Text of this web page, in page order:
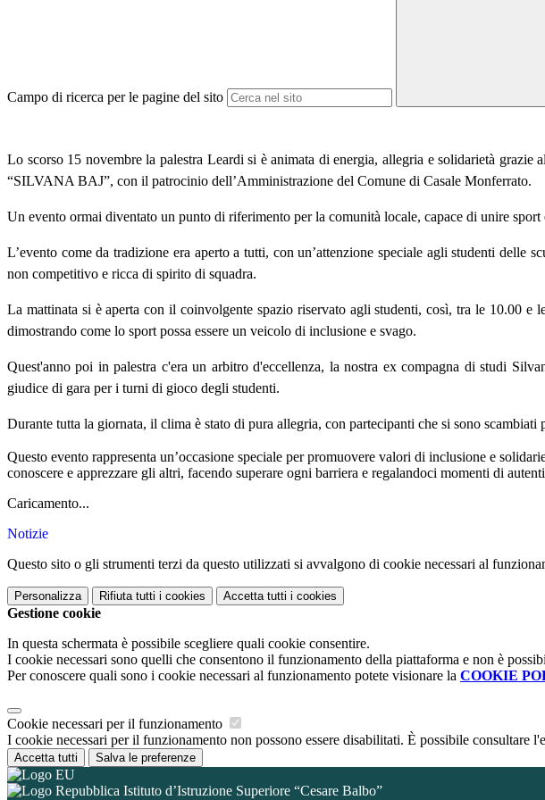
Campo di ricerca per le pagine del sito
Lo scorso 15 novembre la palestra Leardi si è animata di energia, allegria e solidarietà
“SILVANA BAJ”, con il patrocinio dell’Amministrazione del Comune di Casale Monferrato.
Un evento ormai diventato un punto di riferimento per la comunità locale, capace di unire
L’evento come da tradizione era aperto a tutti, con un’attenzione speciale agli studenti
non competitivo e ricca di spirito di squadra.
La mattinata si è aperta con il coinvolgente spazio riservato agli studenti, così, tra le 10.00
dimostrando come lo sport possa essere un veicolo di inclusione e svago.
Quest'anno poi in palestra c'era un arbitro d'eccellenza, la nostra ex compagna di studi
giudice di gara per i turni di gioco degli studenti.
Durante tutta la giornata, il clima è stato di pura allegria, con partecipanti che si sono
Questo evento rappresenta un’occasione speciale per promuovere valori di inclusione e
conoscere e apprezzare gli altri, facendo superare ogni barriera e regalandoci momenti di
Caricamento...
Notizie
Questo sito o gli strumenti terzi da questo utilizzati si avvalgono di cookie necessari al
Personalizza Rifiuta tutti i cookies Accetta tutti i cookies
Gestione cookie
In questa schermata è possibile scegliere quali cookie consentire.
I cookie necessari sono quelli che consentono il funzionamento della piattaforma e non è
Per conoscere quali sono i cookie necessari al funzionamento potete visionare la COOKIE
Cookie necessari per il funzionamento
I cookie necessari per il funzionamento non possono essere disabilitati. È possibile consultare
Accetta tutti Salva le preferenze
Istituto d’Istruzione Superiore “Cesare Balbo”